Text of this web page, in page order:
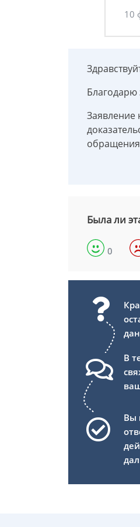
10
Благодарю
Заявление
Была ли
0
В
Вы